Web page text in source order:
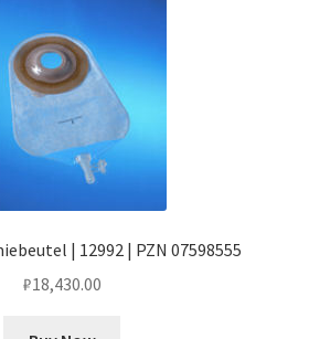
| 12992 | PZN 07598555
₽18,430.00